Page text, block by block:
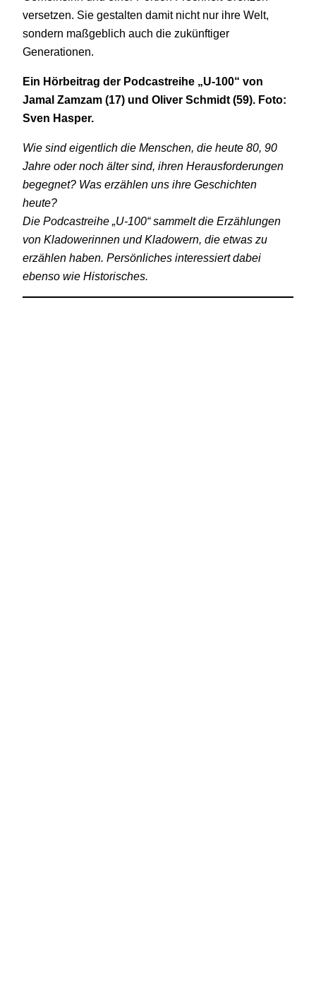
versetzen. Sie gestalten damit nicht nur ihre Welt,
sondern maßgeblich auch die zukünftiger
Generationen.
Ein Hörbeitrag der Podcastreihe „U-100“ von
Jamal Zamzam (17) und Oliver Schmidt (59). Foto:
Sven Hasper.
Wie sind eigentlich die Menschen, die heute 80, 90
Jahre oder noch älter sind, ihren Herausforderungen
begegnet? Was erzählen uns ihre Geschichten
heute?
Die Podcastreihe „U-100“ sammelt die Erzählungen
von Kladowerinnen und Kladowern, die etwas zu
erzählen haben. Persönliches interessiert dabei
ebenso wie Historisches.